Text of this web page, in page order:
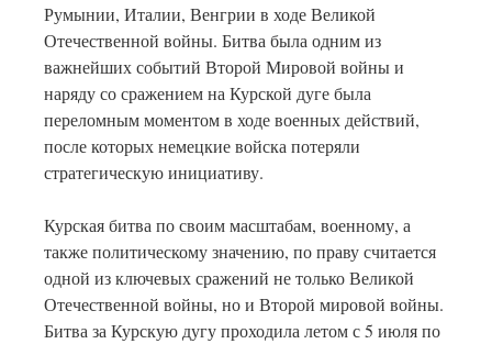
Румынии, Италии, Венгрии в ходе Великой
Отечественной войны. Битва была одним из
важнейших событий Второй Мировой войны и
наряду со сражением на Курской дуге была
переломным моментом в ходе военных действий,
после которых немецкие войска потеряли
стратегическую инициативу.
Курская битва по своим масштабам, военному, а
также политическому значению, по праву считается
одной из ключевых сражений не только Великой
Отечественной войны, но и Второй мировой войны.
Битва за Курскую дугу проходила летом с 5 июля по